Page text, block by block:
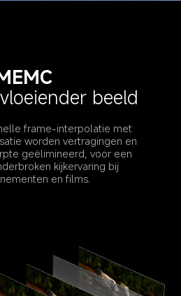
beeld
frame-interpolatie met
worden vertragingen en
geëlimineerd, voor een
kijkervaring bij
en films.